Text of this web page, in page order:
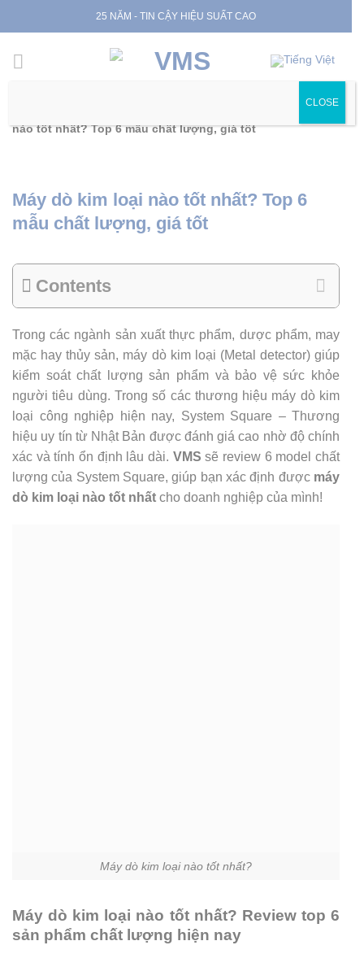
to
25 NĂM - TIN CẬY HIỆU SUẤT CAO
Máy dò kim loại
nào tốt nhất? Top 6 mẫu chất lượng, giá tốt
Máy dò kim loại nào tốt nhất? Top 6
mẫu chất lượng, giá tốt
Contents
Trong các ngành sản xuất thực phẩm, dược phẩm, may
mặc hay thủy sản, máy dò kim loại (Metal detector) giúp
kiểm soát chất lượng sản phẩm và bảo vệ sức khỏe
người tiêu dùng. Trong số các thương hiệu máy dò kim
loại công nghiệp hiện nay, System Square – Thương
hiệu uy tín từ Nhật Bản được đánh giá cao nhờ độ chính
xác và tính ổn định lâu dài. VMSsẽ review 6 model chất
lượng của System Square, giúp bạn xác định được máy
dò kim loại nào tốt nhất cho doanh nghiệp của mình!
Máy dò kim loại nào tốt nhất?
Máy dò kim loại nào tốt nhất? Review top 6
sản phẩm chất lượng hiện nay
CLOSE